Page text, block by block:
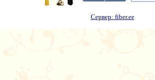
Сервер: fiber.ee